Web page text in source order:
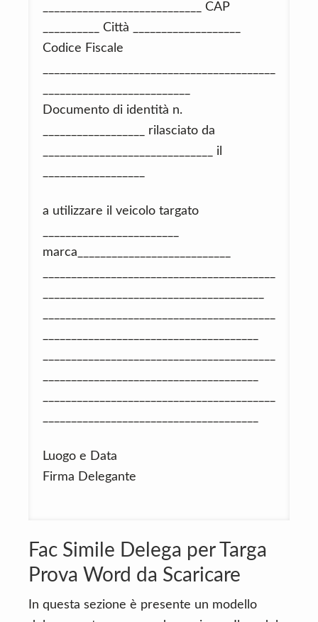
____________________________ CAP
__________ Città ___________________
Codice Fiscale
Documento di identità n.
__________________ rilasciato da
______________________________ il
a utilizzare il veicolo targato
marca___________________________
Luogo e Data
Firma Delegante
Fac Simile Delega per Targa
Prova Word da Scaricare
In questa sezione è presente un modello